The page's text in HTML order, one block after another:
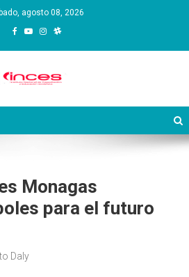
agosto 08, 2026
Nacional de
y Educación
Monagas
para el futuro
Daly